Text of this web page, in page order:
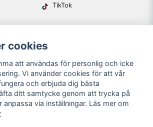
TikTok
Kundtjänst
Guider
cookies
att användas för personlig och icke
Vi använder cookies för att vår
och erbjuda dig bästa
ditt samtycke genom att trycka på
anpassa via inställningar. Läs mer om